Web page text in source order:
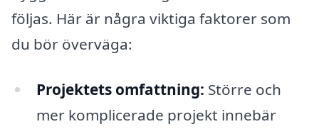
följas. Här är några viktiga faktorer som
du bör överväga:
Projektets omfattning: Större och
mer komplicerade projekt innebär